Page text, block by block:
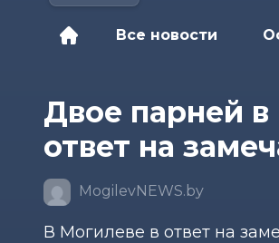
Все новости
Двое парней
ответ на
MogilevNEWS.by
В Могилеве в ответ на